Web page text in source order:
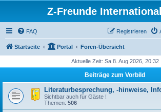
Z-Freunde
FAQ Registrieren
Startseite Portal Foren-Übersicht
Aktuelle Zeit: Sa 8. Aug 2026, 20:32
Beiträge zum Vorbild
Literaturbesprechung, -hinweise,
Sichtbar auch für Gäste !
Themen: 506